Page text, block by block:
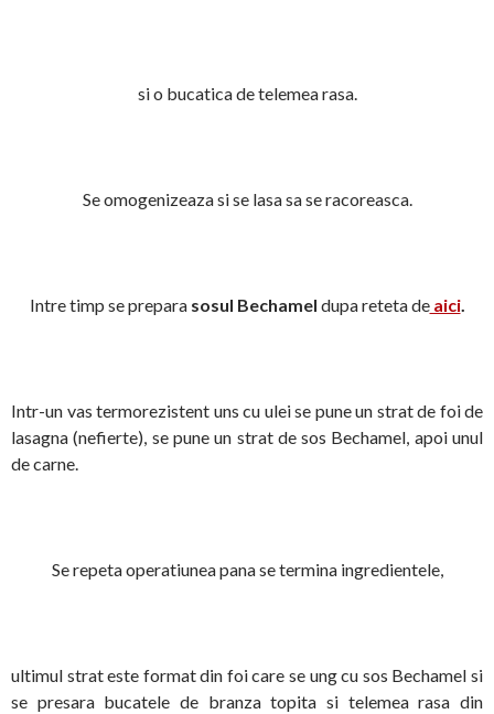
si o bucatica de telemea rasa.
Se omogenizeaza si se lasa sa se racoreasca.
Intre timp se prepara sosul Bechamel dupa reteta deaici.
Intr-un vas termorezistent uns cu ulei se pune un strat de foi de
lasagna (nefierte), se pune un strat de sos Bechamel, apoi unul
de carne.
Se repeta operatiunea pana se termina ingredientele,
ultimul strat este format din foi care se ung cu sos Bechamel si
se presara bucatele de branza topita si telemea rasa din